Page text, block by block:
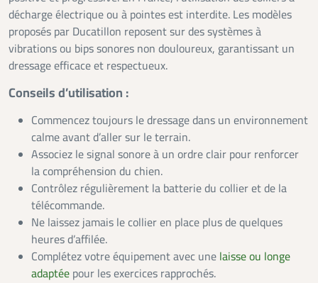
décharge électrique ou à pointes est interdite. Les modèles
proposés par Ducatillon reposent sur des systèmes à
vibrations ou bips sonores non douloureux, garantissant un
dressage efficace et respectueux.
Conseils d’utilisation :
Commencez toujours le dressage dans un environnement
calme avant d’aller sur le terrain.
Associez le signal sonore à un ordre clair pour renforcer
la compréhension du chien.
Contrôlez régulièrement la batterie du collier et de la
télécommande.
Ne laissez jamais le collier en place plus de quelques
heures d’affilée.
Complétez votre équipement avec une laisse ou longe
adaptée pour les exercices rapprochés.